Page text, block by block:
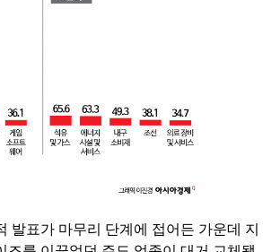
발표가 마무리 단계에 접어든 가운데 지